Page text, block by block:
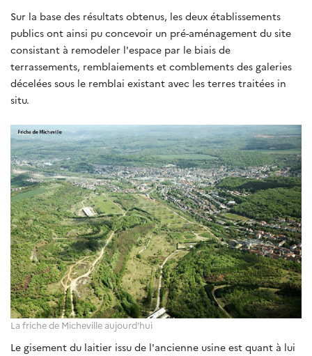
Sur la base des résultats obtenus, les deux établissements
publics ont ainsi pu concevoir un pré-aménagement du site
consistant à remodeler l'espace par le biais de
terrassements, remblaiements et comblements des galeries
décelées sous le remblai existant avec les terres traitées in
situ.
La friche de Micheville aujourd'hui
Le gisement du laitier issu de l'ancienne usine est quant à lui